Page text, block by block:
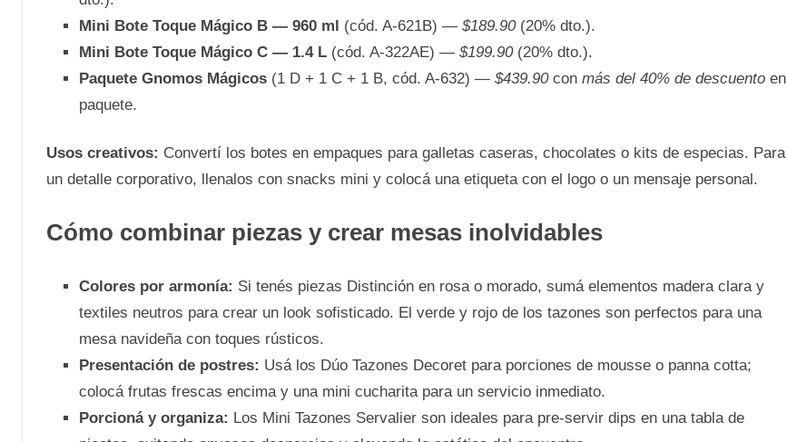
Mini Bote Toque Mágico B — 960 ml (cód. A-621B) — $189.90(20% dto.).
Mini Bote Toque Mágico C — 1.4 L(cód. A-322AE) — $199.90(20% dto.).
Paquete Gnomos Mágicos(1 D + 1 C + 1 B, cód. A-632) — $439.90con más del 40% de descuentoen
paquete.
Usos creativos: Convertí los botes en empaques para galletas caseras, chocolates o kits de especias. Para
un detalle corporativo, llenalos con snacks mini y colocá una etiqueta con el logo o un mensaje personal.
Cómo combinar piezas y crear mesas inolvidables
Colores por armonía: Si tenés piezas Distinción en rosa o morado, sumá elementos madera clara y
textiles neutros para crear un look sofisticado. El verde y rojo de los tazones son perfectos para una
mesa navideña con toques rústicos.
Presentación de postres: Usá los Dúo Tazones Decoret para porciones de mousse o panna cotta;
colocá frutas frescas encima y una mini cucharita para un servicio inmediato.
Porcioná y organiza: Los Mini Tazones Servalier son ideales para pre-servir dips en una tabla de